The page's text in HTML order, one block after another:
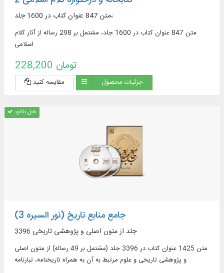
متن 847 عنوان کتاب در 1600 جلد،
متن 847 عنوان کتاب در 1600 جلد، مشتمل بر 298 رساله از آثار کلام
اسلامی
228,200 تومان
مقایسه کنید جزئیات محصول
قابل دانلود
جامع منابع تاریخ (نور السیره 3)
3396 جلد از متون اصلی و پژوهشی تاریخی
متن 1425 عنوان کتاب در 3396 جلد (مشتمل بر 49 رساله) از متون اصلی
و پژوهشی تاریخی و علوم مرتبط به آن به همراه تاریخنامه، تبارنامه